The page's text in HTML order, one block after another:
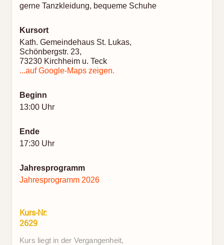
gerne Tanzkleidung, bequeme Schuhe
Kursort
Kath. Gemeindehaus St. Lukas,
Schönbergstr. 23,
73230 Kirchheim u. Teck
...auf Google-Maps zeigen.
Beginn
13:00 Uhr
Ende
17:30 Uhr
Jahresprogramm
Jahresprogramm 2026
Kurs-Nr:
2629
Kurs liegt in der Vergangenheit,